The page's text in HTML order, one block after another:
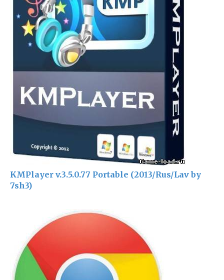
KMPlayer v.3.5.0.77 Portable (2013/Rus/Lav by
7sh3)